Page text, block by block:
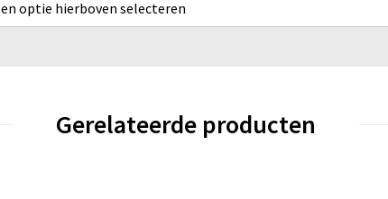
optie hierboven selecteren
Gerelateerde producten